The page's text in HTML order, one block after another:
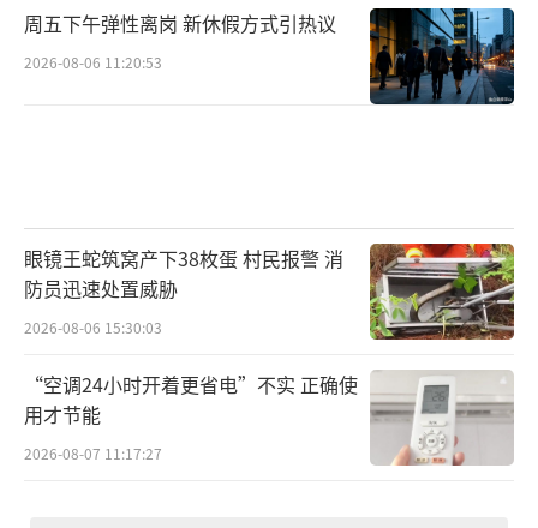
周五下午弹性离岗 新休假方式引热议
2026-08-06 11:20:53
眼镜王蛇筑窝产下38枚蛋 村民报警 消
防员迅速处置威胁
2026-08-06 15:30:03
“空调24小时开着更省电”不实 正确使
用才节能
2026-08-07 11:17:27